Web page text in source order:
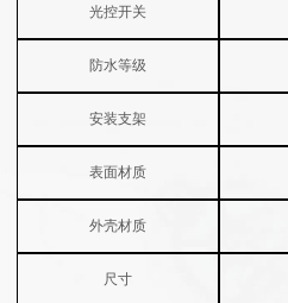
光控开关
防水等级
安装支架
表面材质
外壳材质
尺寸